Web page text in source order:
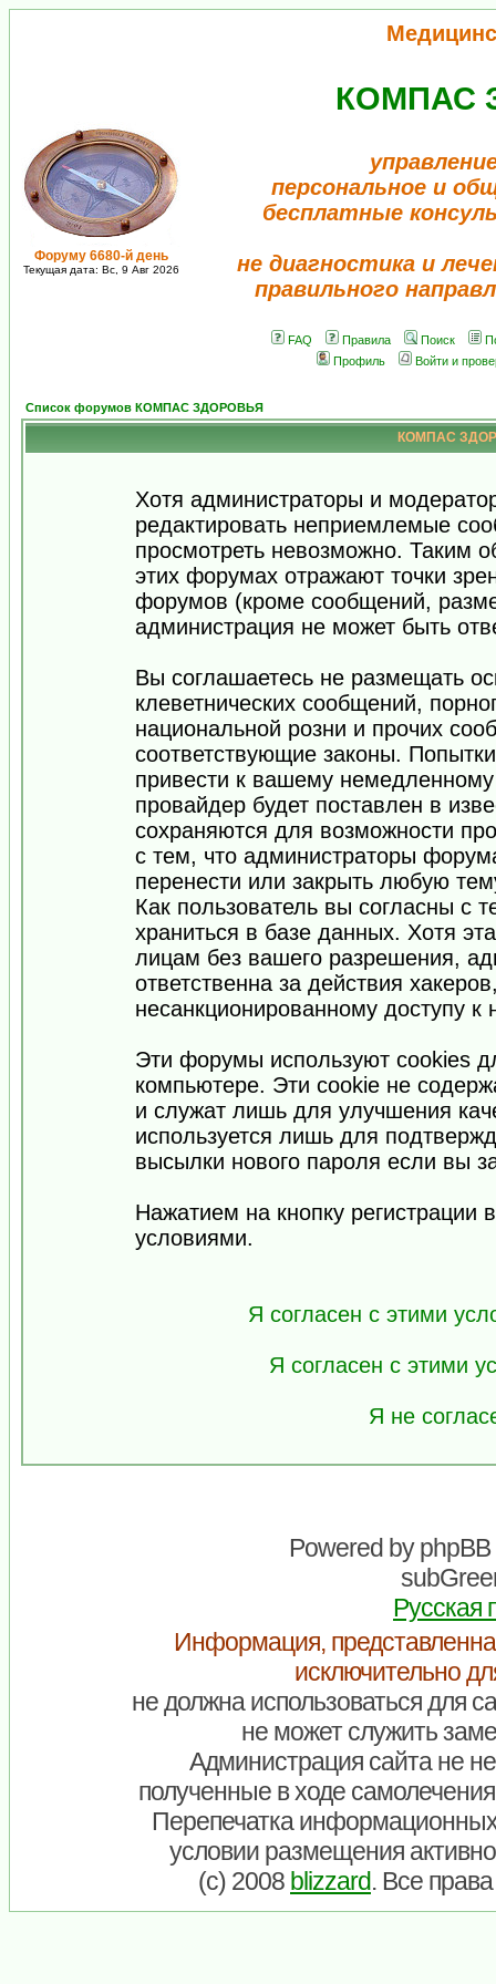
Форуму 6680-й день
Текущая дата: Вс, 9 Авг 2026
КОМПАС
персональное и
бесплатные
не диагностика и
правильного
FAQ Правила Поиск
Профиль
Войти и
Список форумов КОМПАС ЗДОРОВЬЯ
КОМПАС
Хотя администраторы и
редактировать неприемлемые
просмотреть невозможно. Таким
этих форумах отражают точки
форумов (кроме сообщений,
администрация не может быть
Вы соглашаетесь не размещать
клеветнических сообщений,
национальной розни и прочих
соответствующие законы.
привести к вашему
провайдер будет поставлен в
сохраняются для возможности
с тем, что администраторы
перенести или закрыть любую
Как пользователь вы согласны с
храниться в базе данных. Хотя
лицам без вашего разрешения,
ответственна за действия
несанкционированному доступу к
Эти форумы используют cookies
компьютере. Эти cookie не
и служат лишь для улучшения
используется лишь для
высылки нового пароля если вы
Нажатием на кнопку регистрации
условиями.
Я согласен с этими
Я согласен с этими
Я не
Powered byphpBB
Русская
Информация,
исключительно
не должна использоваться для
не может служить
Администрация сайта не
полученные в ходе
Перепечатка
условии размещения
(c) 2008 blizzard. Все